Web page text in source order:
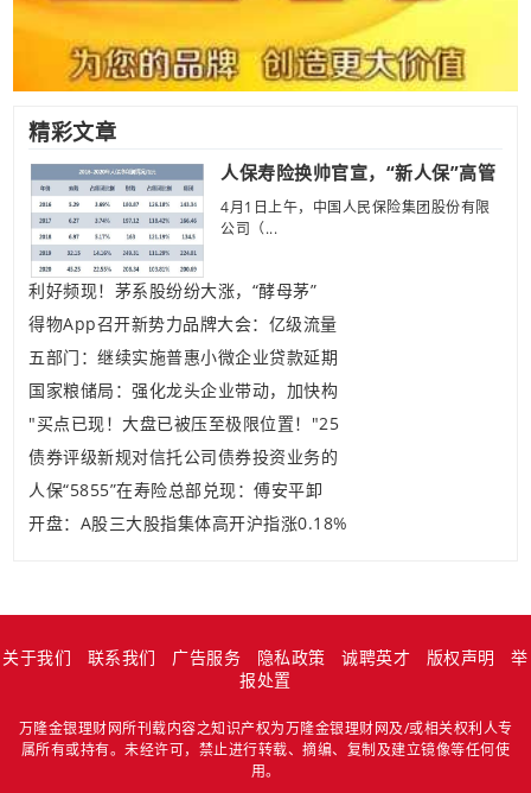
精彩文章
人保寿险换帅官宣，“新人保”高管
4月1日上午，中国人民保险集团股份有限
公司（...
利好频现！茅系股纷纷大涨，“酵母茅”
得物App召开新势力品牌大会：亿级流量
五部门：继续实施普惠小微企业贷款延期
国家粮储局：强化龙头企业带动，加快构
"买点已现！大盘已被压至极限位置！"25
债券评级新规对信托公司债券投资业务的
人保“5855”在寿险总部兑现：傅安平卸
开盘：A股三大股指集体高开沪指涨0.18%
关于我们 联系我们 广告服务 隐私政策 诚聘英才 版权声明
举
报处置
万隆金银理财网所刊载内容之知识产权为万隆金银理财网及/或相关权利人专
属所有或持有。未经许可，禁止进行转载、摘编、复制及建立镜像等任何使
用。